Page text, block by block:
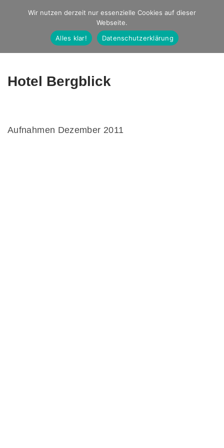
Studio Ernst
Fotografie
Hotel Bergblick
Aufnahmen Dezember 2011
Wir nutzen derzeit nur essenzielle Cookies auf dieser
Webseite.
Alles klar!
Datenschutzerklärung